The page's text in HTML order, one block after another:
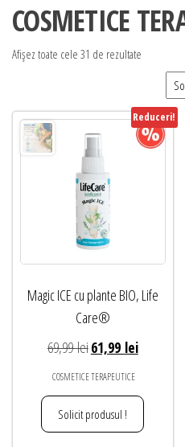
COSMETICE
Afișez toate cele 31 de rezultate
Reduceri!
Magic ICE cu plante BIO, Life
Care®
69,99leiPrețul
inițial
a
fost:
69,99 lei.
61,99 leiPrețul
este:
COSMETICE TERAPEUTICE
Solicit produsul !